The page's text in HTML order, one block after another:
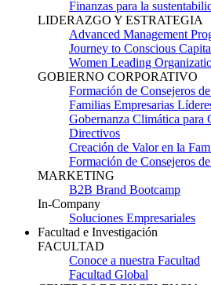
Finanzas para la
LIDERAZGO Y ESTRATEGIA
Advanced Management
Journey to Conscious
Women Leading
GOBIERNO CORPORATIVO
Formación de Consejeros
Familias Empresarias
Gobernanza Climática para
Directivos
Creación de Valor en la
Formación de Consejeros
MARKETING
B2B Brand Bootcamp
In-Company
Soluciones Empresariales
Facultad e Investigación
FACULTAD
Conoce a nuestra Facultad
Facultad Global